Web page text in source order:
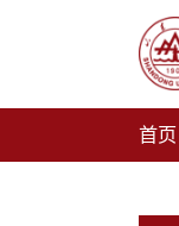
首页